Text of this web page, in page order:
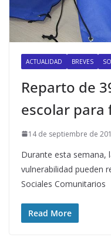
ACTUALIDAD BREVES
Reparto de
escolar para
14 de septiembre de
Durante esta semana,
vulnerabilidad pueden
Sociales Comunitarios
Read More